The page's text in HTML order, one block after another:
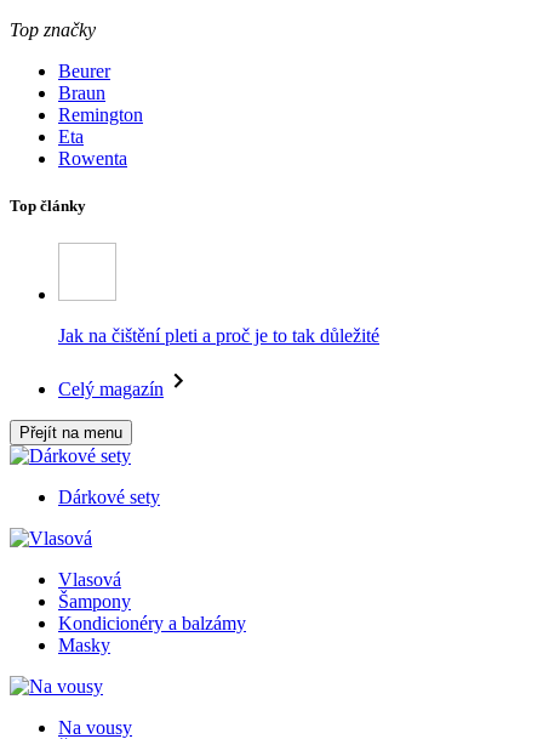
Top značky
Beurer
Braun
Remington
Eta
Rowenta
Top články
Jak na čištění pleti a proč je to tak důležité
Celý magazín
Přejít na menu
Dárkové sety
Vlasová
Šampony
Kondicionéry a balzámy
Masky
Na vousy